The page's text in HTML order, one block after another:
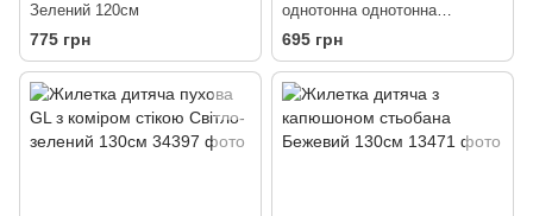
Зелений 120см
775 грн
однотонна однотонна
Помаранчевий 100см
695 грн